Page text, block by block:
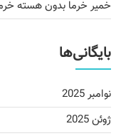
خمیر خرما بدون هسته
بایگانی‌ها
نوامبر 2025
ژوئن 2025